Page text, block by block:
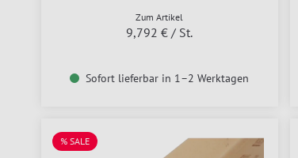
Zum Artikel
9,792 € / St.
Sofort lieferbar in 1–2 Werktagen
% SALE